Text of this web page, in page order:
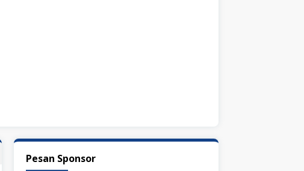
Pesan Sponsor